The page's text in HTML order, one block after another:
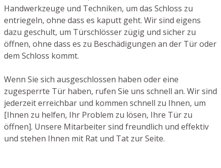
Handwerkzeuge und Techniken, um das Schloss zu
entriegeln, ohne dass es kaputt geht. Wir sind eigens
dazu geschult, um Türschlösser zügig und sicher zu
öffnen, ohne dass es zu Beschädigungen an der Tür oder
dem Schloss kommt.
Wenn Sie sich ausgeschlossen haben oder eine
zugesperrte Tür haben, rufen Sie uns schnell an. Wir sind
jederzeit erreichbar und kommen schnell zu Ihnen, um
[Ihnen zu helfen, Ihr Problem zu lösen, Ihre Tür zu
öffnen]. Unsere Mitarbeiter sind freundlich und effektiv
und stehen Ihnen mit Rat und Tat zur Seite.